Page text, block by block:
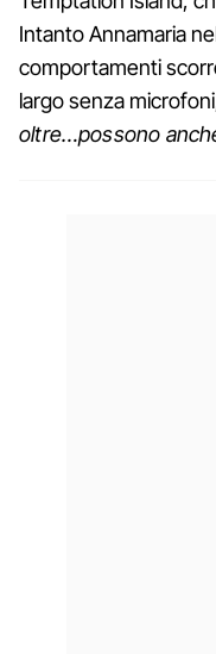
Intanto Annamaria
comportamenti
largo senza
oltre…possono